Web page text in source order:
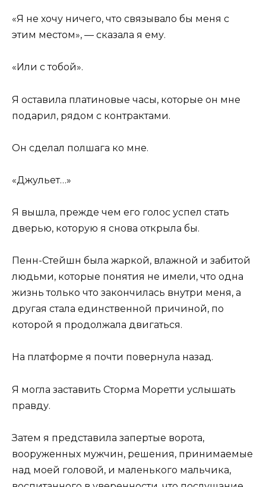
«Я не хочу ничего, что связывало бы меня с
этим местом», — сказала я ему.
«Или с тобой».
Я оставила платиновые часы, которые он мне
подарил, рядом с контрактами.
Он сделал полшага ко мне.
«Джульет…»
Я вышла, прежде чем его голос успел стать
дверью, которую я снова открыла бы.
Пенн-Стейшн была жаркой, влажной и забитой
людьми, которые понятия не имели, что одна
жизнь только что закончилась внутри меня, а
другая стала единственной причиной, по
которой я продолжала двигаться.
На платформе я почти повернула назад.
Я могла заставить Сторма Моретти услышать
правду.
Затем я представила запертые ворота,
вооруженных мужчин, решения, принимаемые
над моей головой, и маленького мальчика,